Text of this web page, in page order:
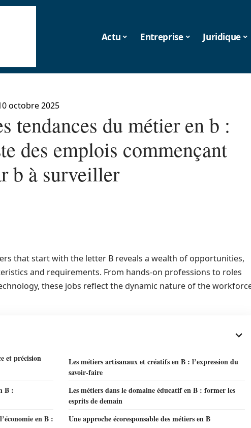
Actu Entreprise Juridique
octobre 2025
tendances du métier en b :
des emplois commençant
b à surveiller
that start with the letter B reveals a wealth of opportunities,
and requirements. From hands-on professions to roles
these jobs reflect the dynamic nature of the
et précision
Les métiers artisanaux et créatifs en B : l’expression du
savoir-faire
B :
Les métiers dans le domaine éducatif en B : former les
esprits de demain
en B :
Une approche écoresponsable des métiers en B